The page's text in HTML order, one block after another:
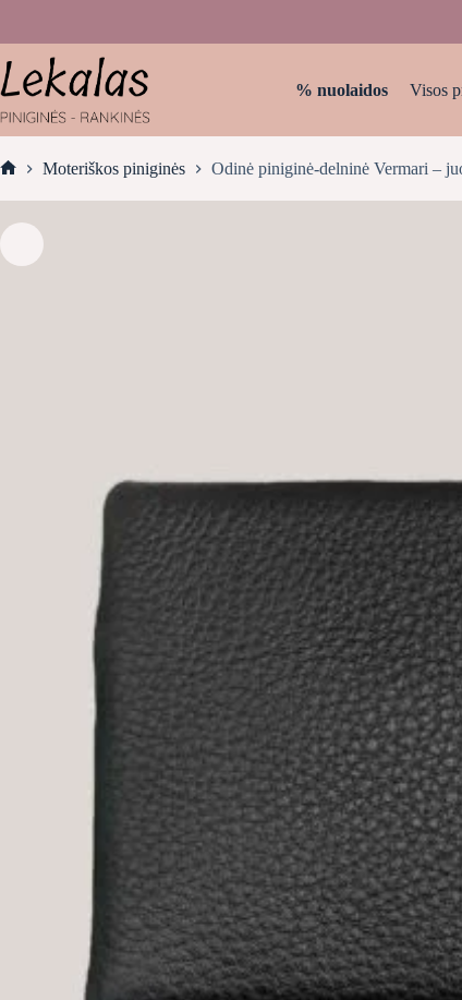
content
% nuolaidos Visos
Moteriškos piniginės Odinė piniginė-delninė Vermari –